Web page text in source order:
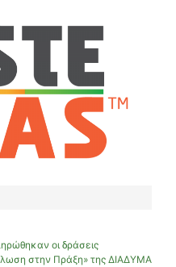
οι δράσεις
στην Πράξη» της ΔΙΑΔΥΜΑ